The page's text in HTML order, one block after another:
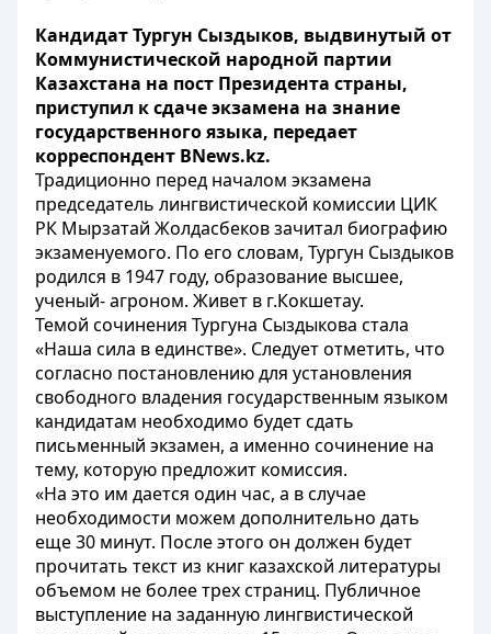
Кандидат Тургун Сыздыков, выдвинутый от
Коммунистической народной партии
Казахстана на пост Президента страны,
приступил к сдаче экзамена на знание
государственного языка, передает
корреспондент BNews.kz.
Традиционно перед началом экзамена
председатель лингвистической комиссии ЦИК
РК Мырзатай Жолдасбеков зачитал биографию
экзаменуемого. По его словам, Тургун Сыздыков
родился в 1947 году, образование высшее,
ученый- агроном. Живет в г.Кокшетау.
Темой сочинения Тургуна Сыздыкова стала
«Наша сила в единстве». Следует отметить, что
согласно постановлению для установления
свободного владения государственным языком
кандидатам необходимо будет сдать
письменный экзамен, а именно сочинение на
тему, которую предложит комиссия.
«На это им дается один час, а в случае
необходимости можем дополнительно дать
еще 30 минут. После этого он должен будет
прочитать текст из книг казахской литературы
объемом не более трех страниц. Публичное
выступление на заданную лингвистической